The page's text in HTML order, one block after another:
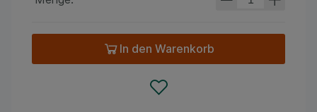
In den Warenkorb